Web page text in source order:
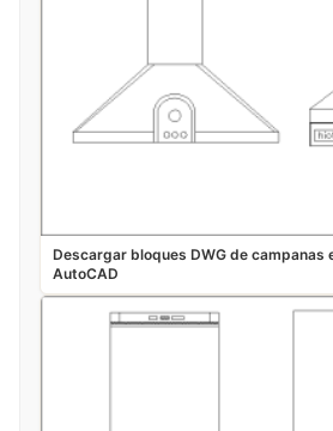
Descargar bloques DWG de
AutoCAD